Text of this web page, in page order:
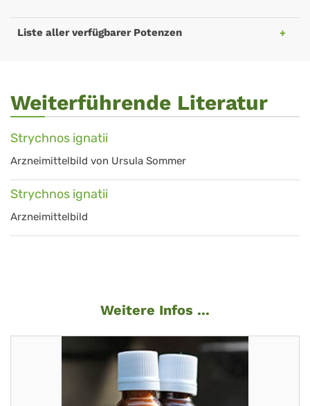
Liste aller verfügbarer Potenzen
Weiterführende Literatur
Strychnos ignatii
Arzneimittelbild von Ursula Sommer
Strychnos ignatii
Arzneimittelbild
Weitere Infos ...